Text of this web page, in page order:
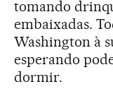
tomando
embaixadas.
Washington à
esperando
dormir.